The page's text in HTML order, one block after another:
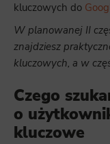
kluczowych do
W planowanej II
znajdziesz
kluczowych, a w
Czego
o
kluczowe